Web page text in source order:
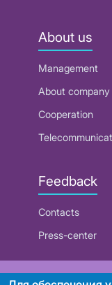
About us
Management
About company
Cooperation
Feedback
Contacts
Press-center
RUE "Beltelecom"